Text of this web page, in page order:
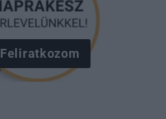
Feliratkozom